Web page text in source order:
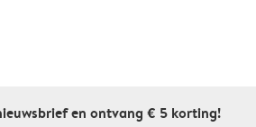
pagination
en ontvang € 5 korting!